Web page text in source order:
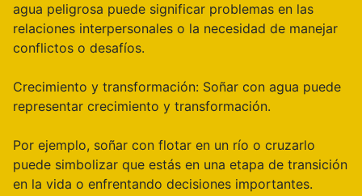
agua peligrosa puede significar problemas en las
relaciones interpersonales o la necesidad de manejar
conflictos o desafíos.
Crecimiento y transformación: Soñar con agua puede
representar crecimiento y transformación.
Por ejemplo, soñar con flotar en un río o cruzarlo
puede simbolizar que estás en una etapa de transición
en la vida o enfrentando decisiones importantes.